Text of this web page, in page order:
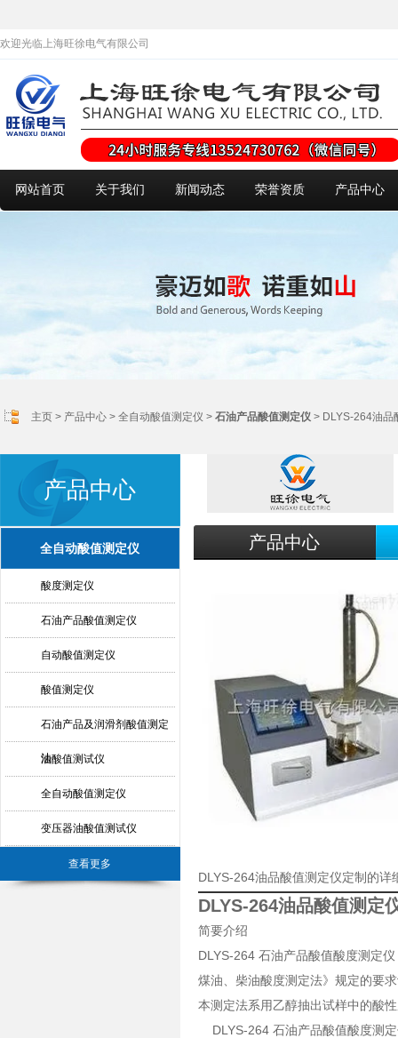
欢迎光临上海旺徐电气有限公司
网站首页 关于我们 新闻动态 荣誉资质 产品中心
主页 > 产品中心 > 全自动酸值测定仪 > 石油产品酸值测定仪 > DLYS-264油品
产品中心
全自动酸值测定仪
酸度测定仪
石油产品酸值测定仪
自动酸值测定仪
酸值测定仪
石油产品及润滑剂酸值测定
法
油酸值测试仪
全自动酸值测定仪
变压器油酸值测试仪
查看更多
产品中心
DLYS-264油品酸值测定仪定制的详
DLYS-264油品酸值测定
简要介绍
DLYS-264 石油产品酸值酸度测定
煤油、柴油酸度测定法》规定的要
本测定法系用乙醇抽出试样中的酸
DLYS-264 石油产品酸值酸度测